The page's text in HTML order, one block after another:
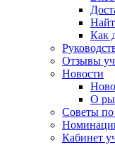
Как
Отзывы
Новости
О
Советы по
Кабинет